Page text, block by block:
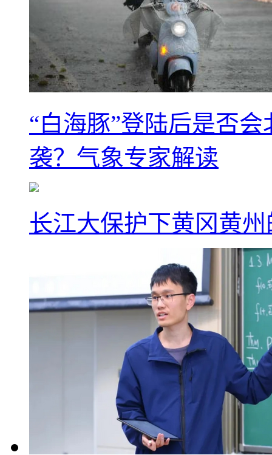
“白海豚”登陆后是否
袭？气象专家解读
长江大保护下黄冈黄